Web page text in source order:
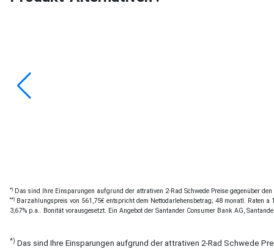
*) Das sind Ihre Einsparungen aufgrund der attrativen 2-Rad Schwede Preise gegenüber
**) Barzahlungspreis von 561,75€ entspricht dem Nettodarlehensbetrag; 48 monatl. Raten
3,67% p.a.. Bonität vorausgesetzt. Ein Angebot der Santander Consumer Bank AG,
*) Das sind Ihre Einsparungen aufgrund der attrativen 2-Rad Schwede